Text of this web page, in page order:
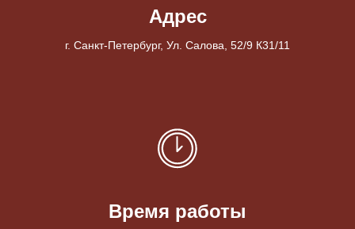
Адрес
г. Санкт-Петербург, Ул. Салова, 52/9 К31/11
Время работы